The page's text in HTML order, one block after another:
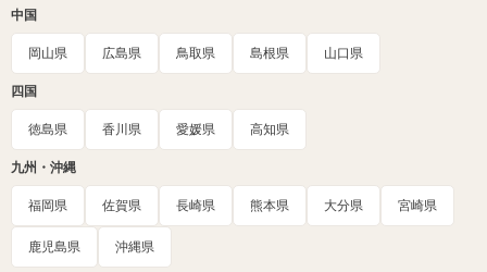
中国
岡山県 広島県 鳥取県 島根県 山口県
四国
徳島県 香川県 愛媛県 高知県
九州・沖縄
福岡県 佐賀県 長崎県 熊本県 大分県 宮崎県
鹿児島県 沖縄県